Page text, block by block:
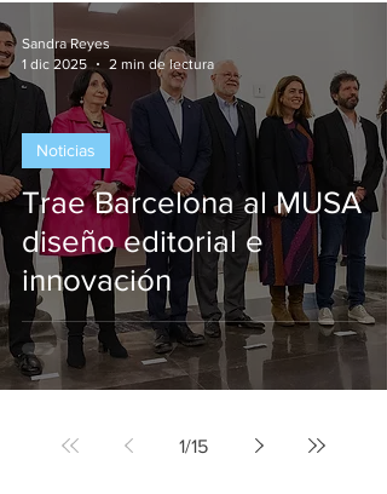
Trae Barcelona al MUSA
diseño editorial e
innovación
Noticias
Sandra Reyes
1 dic 2025
2 min de lectura
1/15